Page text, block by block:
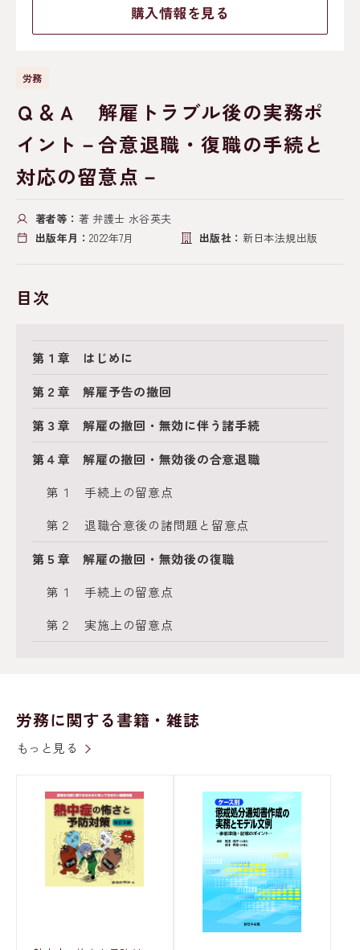
購入情報を見る
労務
Ｑ＆Ａ 解雇トラブル後の実務ポ
イント－合意退職・復職の手続と
対応の留意点－
著者等： 著 弁護士 水谷英夫
出版年月： 2022年7月 出版社： 新日本法規出版
目次
第１章 はじめに
第２章 解雇予告の撤回
第３章 解雇の撤回・無効に伴う諸手続
第４章 解雇の撤回・無効後の合意退職
第１ 手続上の留意点
第２ 退職合意後の諸問題と留意点
第５章 解雇の撤回・無効後の復職
第１ 手続上の留意点
第２ 実施上の留意点
労務に関する書籍・雑誌
もっと見る